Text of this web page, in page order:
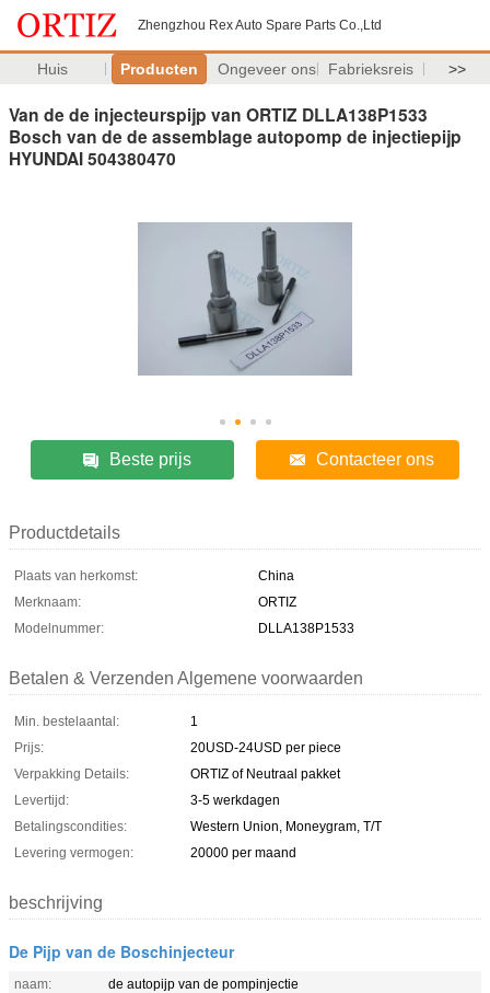
Zhengzhou Rex Auto Spare Parts Co.,Ltd
Huis Producten Ongeveer ons Fabrieksreis >>
Van de de injecteurspijp van ORTIZ DLLA138P1533
Bosch van de de assemblage autopomp de injectiepijp
HYUNDAI 504380470
Beste prijs Contacteer ons
Productdetails
Plaats van herkomst:
China
Merknaam:
ORTIZ
Modelnummer:
DLLA138P1533
Betalen & Verzenden Algemene voorwaarden
Min. bestelaantal:
1
Prijs:
20USD-24USD per piece
Verpakking Details:
ORTIZ of Neutraal pakket
Levertijd:
3-5 werkdagen
Betalingscondities:
Western Union, Moneygram, T/T
Levering vermogen:
20000 per maand
beschrijving
De Pijp van de Boschinjecteur
naam:
de autopijp van de pompinjectie